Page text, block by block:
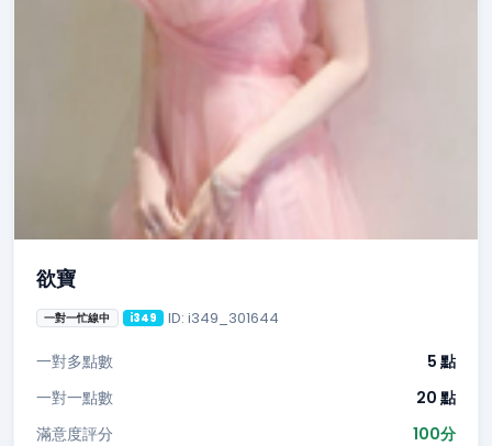
欲寶
一對一忙線中 i349 ID: i349_301644
一對多點數
5 點
一對一點數
20 點
滿意度評分
100分